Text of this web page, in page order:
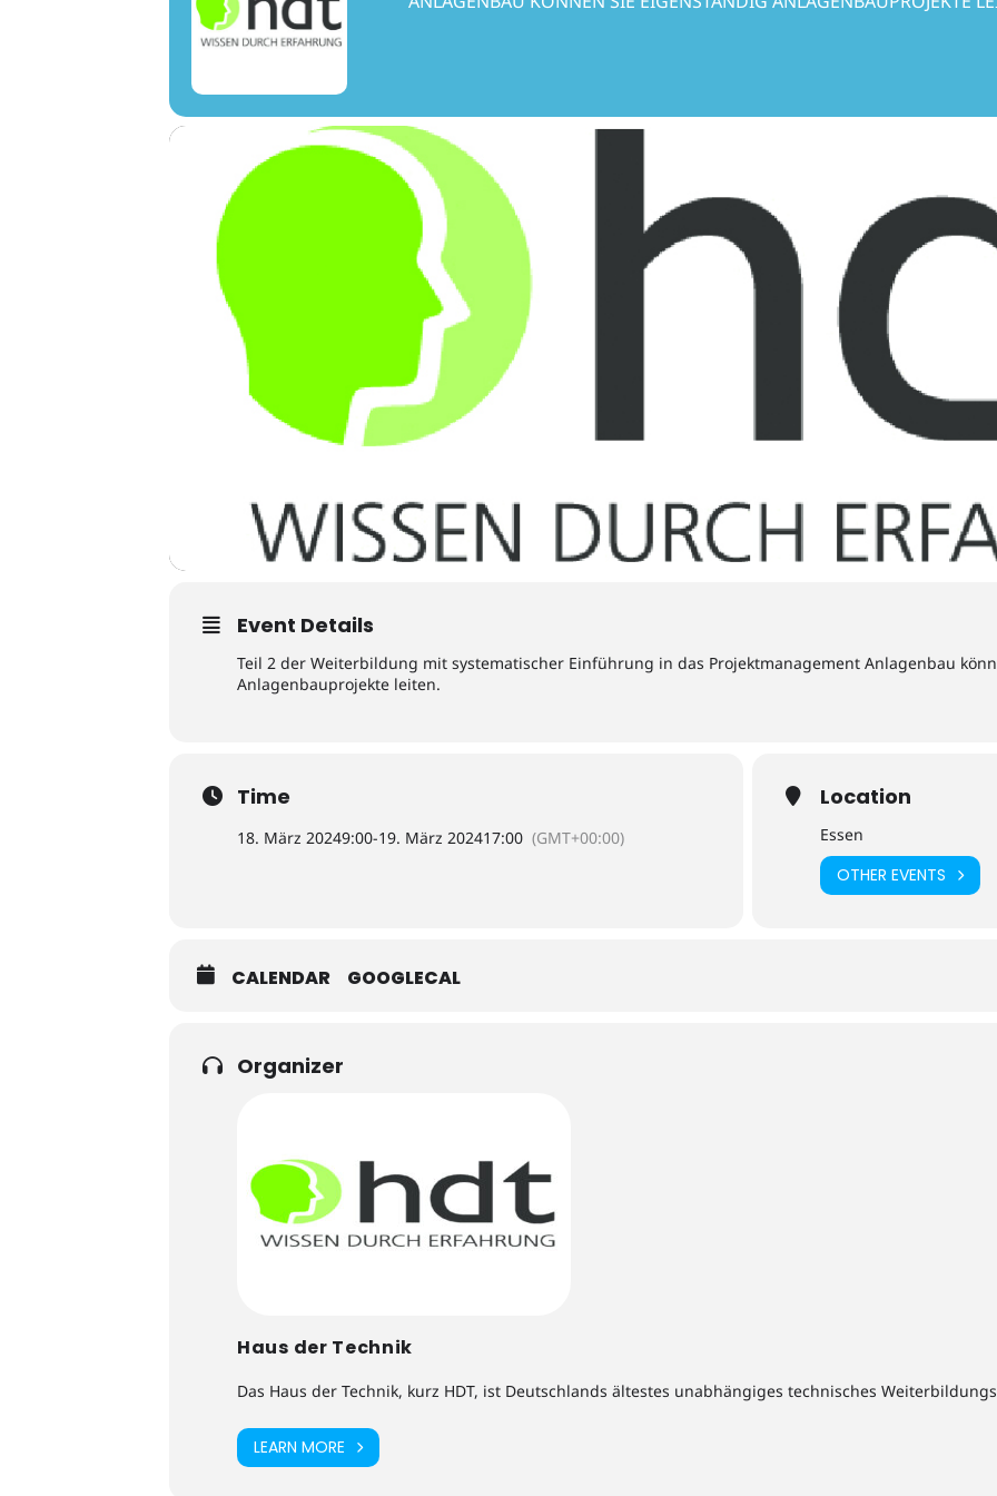
Event Details
Teil 2 der Weiterbildung mit systematischer Einführung in das Projektmanagement Anlagenbau
Anlagenbauprojekte leiten.
Time
18. März 20249:00-19. März 202417:00 (GMT+00:00)
Location
Essen
OTHER EVENTS
CALENDAR GOOGLECAL
Organizer
Haus der Technik
Das Haus der Technik, kurz HDT, ist Deutschlands ältestes unabhängiges technisches
LEARN MORE